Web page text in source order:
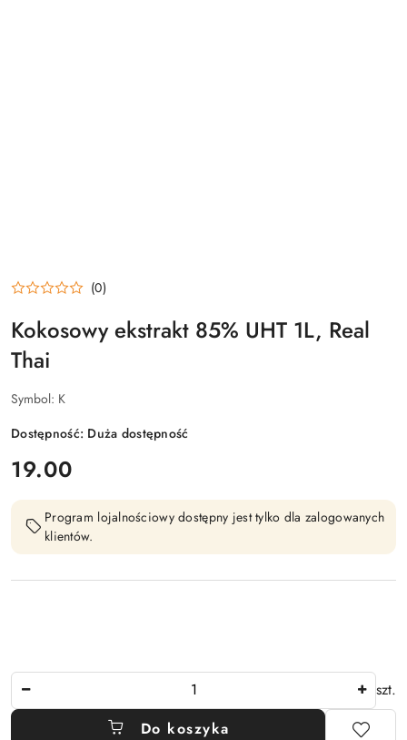
(0)
Kokosowy ekstrakt 85% UHT 1L, Real
Thai
Symbol: K
Dostępność: Duża dostępność
cena:
19.00
Program lojalnościowy dostępny jest tylko dla zalogowanych
klientów.
szt.
Do koszyka